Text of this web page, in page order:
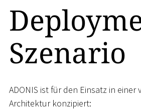
Szenario
ADONIS ist für den Einsatz in einer
Architektur konzipiert: